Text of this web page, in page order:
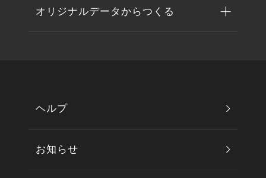
オリジナルデータからつくる
ヘルプ
お知らせ